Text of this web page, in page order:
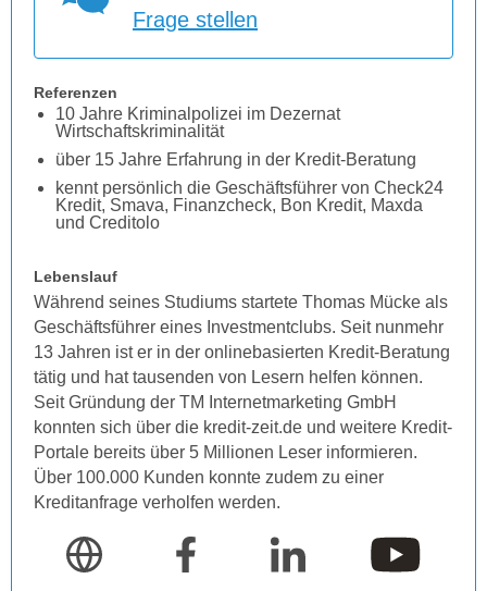
Frage stellen
Referenzen
10 Jahre Kriminalpolizei im Dezernat
Wirtschaftskriminalität
über 15 Jahre Erfahrung in der Kredit-Beratung
kennt persönlich die Geschäftsführer von Check24
Kredit, Smava, Finanzcheck, Bon Kredit, Maxda
und Creditolo
Lebenslauf
Während seines Studiums startete Thomas Mücke als
Geschäftsführer eines Investmentclubs. Seit nunmehr
13 Jahren ist er in der onlinebasierten Kredit-Beratung
tätig und hat tausenden von Lesern helfen können.
Seit Gründung der TM Internetmarketing GmbH
konnten sich über die kredit-zeit.de und weitere Kredit-
Portale bereits über 5 Millionen Leser informieren.
Über 100.000 Kunden konnte zudem zu einer
Kreditanfrage verholfen werden.